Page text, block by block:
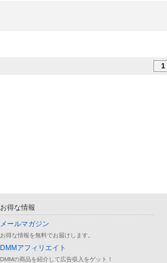
1
お得な情報
メールマガジン
お得な情報を無料でお届けします。
DMMアフィリエイト
DMMの商品を紹介して広告収入をゲット！